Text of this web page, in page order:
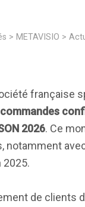
> METAVISIO >
française
commandes
2026. Ce
de clients